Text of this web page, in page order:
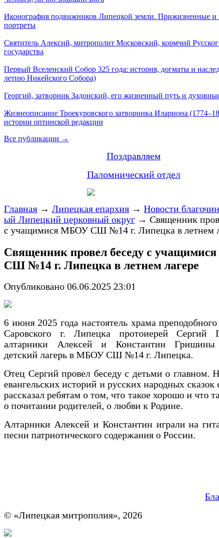
Иконография подвижников Липецкой земли. Прижизненные и
портреты
Святитель Алексий, митрополит Московский, кормчий
государства
Первый Вселенский Собор 325 года: история, догматы и
летию Никейского Собора)
Георгий, затворник Задонский, его жизненный путь и
Жизнеописание Троекуровского затворника Илариона
истории оптинской редакции
Все публикации →
Поздравляем
Паломнический отдел
Главная → Липецкая епархия → Новости
ый Липецкий церковный округ → Священник
с учащимися МБОУ СШ №14 г. Липецка в летнем
Священник провел беседу с
СШ №14 г. Липецка в летнем лагере
Опубликовано 06.06.2025 23:01
6 июня 2025 года настоятель храма
Саровского г. Липецка протоиерей
алтарники Алексей и Константин Гришины
детский лагерь в МБОУ СШ №14 г. Липецка.
Отец Сергий провел беседу с детьми о главном.
евангельских историй и русских народных
рассказал ребятам о том, что такое хорошо и что
о почитании родителей, о любви к Родине.
Алтарники Алексей и Константин играли на
песни патриотического содержания о России.
© «Липецкая митрополия», 2026